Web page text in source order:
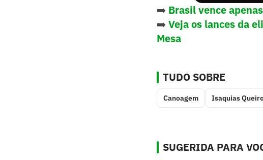
➡️ Brasil vence
➡️ Veja os lances da
Mesa
TUDO SOBRE
Canoagem Isaquias
SUGERIDA PARA